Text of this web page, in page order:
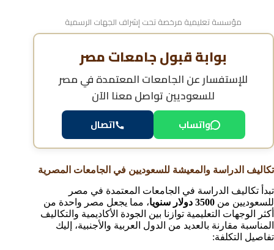
مؤسسة تعليمية مرخصة تحت إشراف الجهات الرسمية
بوابة قبول جامعات مصر
للإستفسار عنالجامعات المعتمدة في مصر
للسعوديينتواصل معنا الآن
واتساب اتصال
تكاليف الدراسة والمعيشة للسعوديين في الجامعات المصرية
تبدأ تكاليف الدراسة في الجامعات المعتمدة في مصر
للسعوديين من 3500 دولار سنويا
، مما يجعل مصر واحدة من
أكثر الوجهات التعليمية توازنا بين الجودة الأكاديمية والتكاليف
المناسبة مقارنة بالعديد من الدول العربية والأجنبية، إليك
تفاصيل التكلفة: